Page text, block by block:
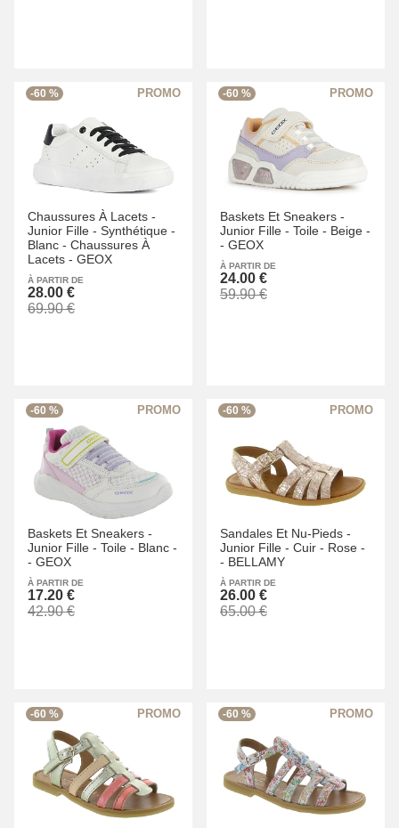
-60 %
Chaussures À Lacets -
Junior Fille - Synthétique -
Blanc - Chaussures À
Lacets - GEOX
À PARTIR DE
28.00 €
69.90 €
-60 %
Baskets Et Sneakers -
Junior Fille - Toile - Beige -
- GEOX
À PARTIR DE
24.00 €
59.90 €
-60 %
Baskets Et Sneakers -
Junior Fille - Toile - Blanc -
- GEOX
À PARTIR DE
17.20 €
42.90 €
-60 %
Sandales Et Nu-Pieds -
Junior Fille - Cuir - Rose -
- BELLAMY
À PARTIR DE
26.00 €
65.00 €
-60 % -60 %